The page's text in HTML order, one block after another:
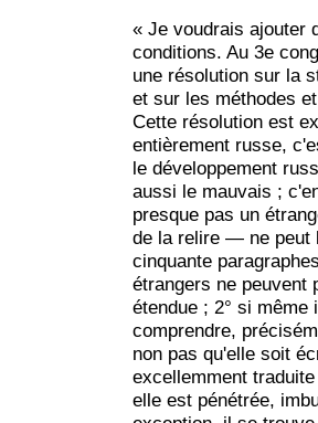
« Je voudrais ajouter
conditions. Au 3e
une résolution sur la
et sur les méthodes
Cette résolution est
entièrement russe,
le développement
aussi le mauvais ;
presque pas un
de la relire — ne peut
cinquante
étrangers ne peuvent
étendue ; 2° si
comprendre,
non pas qu'elle soit
excellemment
elle est pénétrée,